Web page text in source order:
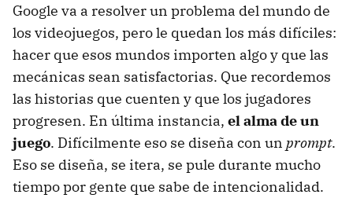
Google va a resolver un problema del mundo de
los videojuegos, pero le quedan los más difíciles:
hacer que esos mundos importen algo y que las
mecánicas sean satisfactorias. Que recordemos
las historias que cuenten y que los jugadores
progresen. En última instancia, el alma de un
juego. Difícilmente eso se diseña con un prompt.
Eso se diseña, se itera, se pule durante mucho
tiempo por gente que sabe de intencionalidad.